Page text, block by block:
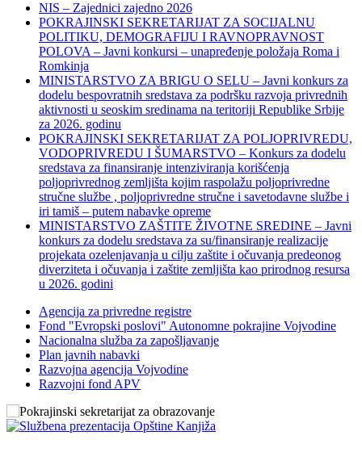
NIS – Zajednici zajedno 2026
POKRAJINSKI SEKRETARIJAT ZA SOCIJALNU
POLITIKU, DEMOGRAFIJU I RAVNOPRAVNOST
POLOVA – Javni konkursi – unapređenje položaja Roma i
Romkinja
MINISTARSTVO ZA BRIGU O SELU – Javni konkurs za
dodelu bespovratnih sredstava za podršku razvoja privrednih
aktivnosti u seoskim sredinama na teritoriji Republike Srbije
za 2026. godinu
POKRAJINSKI SEKRETARIJAT ZA POLJOPRIVREDU,
VODOPRIVREDU I ŠUMARSTVO – Konkurs za dodelu
sredstava za finansiranje intenziviranja korišćenja
poljoprivrednog zemljišta kojim raspolažu poljoprivredne
stručne službe , poljoprivredne stručne i savetodavne službe i
iri tamiš ‒ putem nabavke opreme
MINISTARSTVO ZAŠTITE ŽIVOTNE SREDINE – Javni
konkurs za dodelu sredstava za su/finansiranje realizacije
projekata ozelenjavanja u cilju zaštite i očuvanja predeonog
diverziteta i očuvanja i zaštite zemljišta kao prirodnog resursa
u 2026. godini
Agencija za privredne registre
Fond "Evropski poslovi" Autonomne pokrajine Vojvodine
Nacionalna služba za zapošljavanje
Plan javnih nabavki
Razvojna agencija Vojvodine
Razvojni fond APV